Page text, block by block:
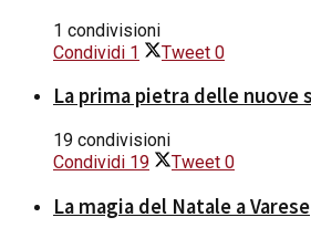
1 condivisioni
Condividi 1 Tweet 0
La prima pietra delle nuove
19 condivisioni
Condividi 19 Tweet 0
La magia del Natale a Varese